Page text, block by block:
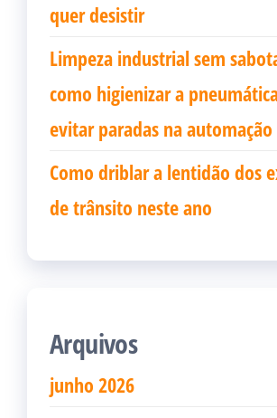
quer desistir
Limpeza industrial sem
como higienizar a
evitar paradas na automação
Como driblar a lentidão dos
de trânsito neste ano
Arquivos
junho 2026